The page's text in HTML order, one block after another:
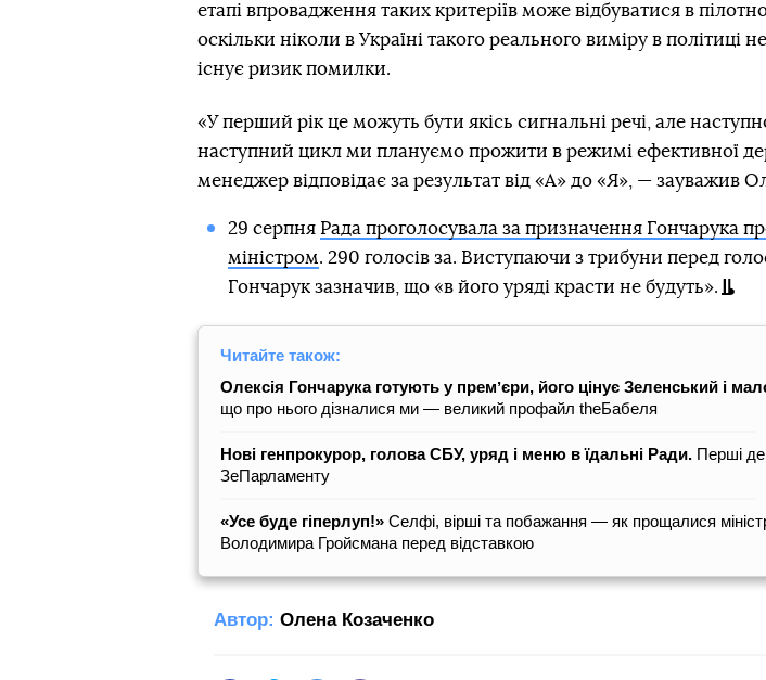
етапі впровадження таких критеріїв може відбуватися в
оскільки ніколи в Україні такого реального виміру в політиці
існує ризик помилки.
«У перший рік це можуть бути якісь сигнальні речі, але
наступний цикл ми плануємо прожити в режимі ефективної
менеджер відповідає за результат від «А» до «Я», — зауважив
29 серпня Рада проголосувала за призначення Гончарука
міністром. 290 голосів за. Виступаючи з трибуни перед
Гончарук зазначив, що «в його уряді красти не будуть».
Читайте також:
Олексія Гончарука готують у премʼєри, його цінує Зеленський і
що про нього дізналися ми — великий профайл theБабеля
Нові генпрокурор, голова СБУ, уряд і меню в їдальні Ради. Перші
ЗеПарламенту
«Усе буде гіперлуп!» Селфі, вірші та побажання — як прощалися
Володимира Гройсмана перед відставкою
Автор: Олена Козаченко